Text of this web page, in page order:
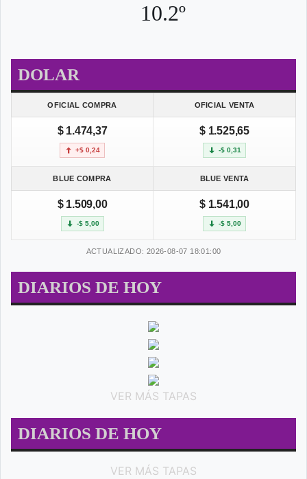
10.2º
DOLAR
OFICIAL COMPRA OFICIAL VENTA
$ 1.474,37
+$ 0,24
$ 1.525,65
-$ 0,31
BLUE COMPRA BLUE VENTA
$ 1.509,00
-$ 5,00
$ 1.541,00
-$ 5,00
ACTUALIZADO: 2026-08-07 18:01:00
DIARIOS DE HOY
VER MÁS TAPAS
DIARIOS DE HOY
VER MÁS TAPAS